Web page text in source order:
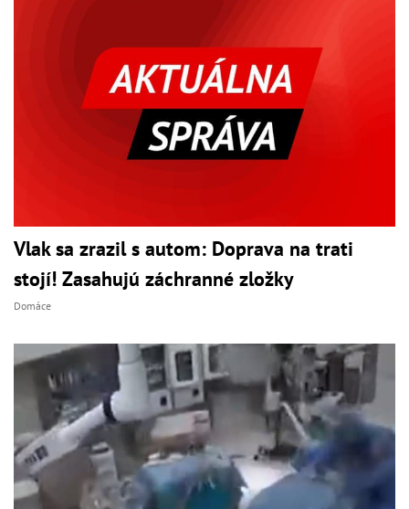
Vlak sa zrazil s autom: Doprava na trati
stojí! Zasahujú záchranné zložky
Domáce